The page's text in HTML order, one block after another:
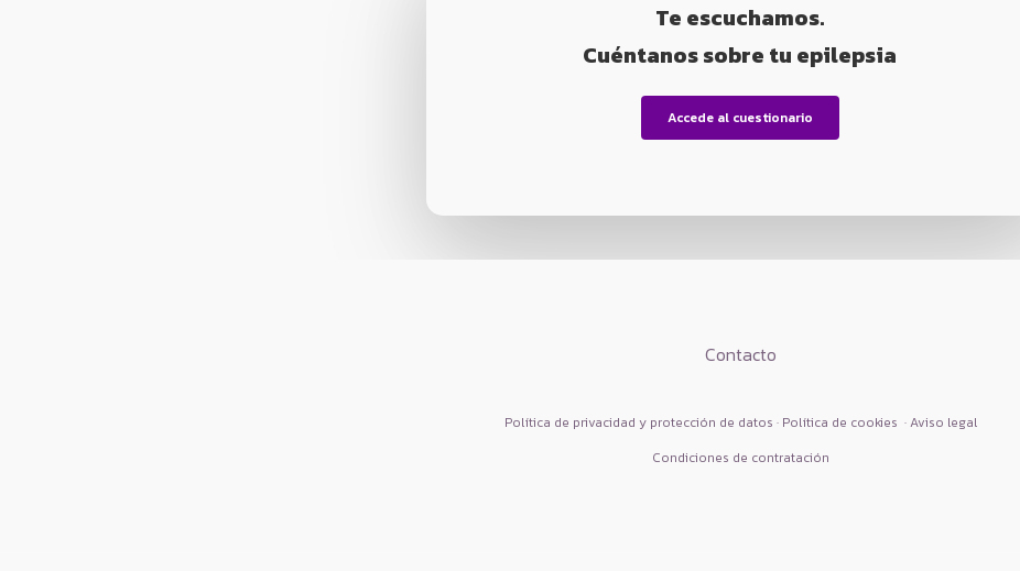
Te escuchamos.
Cuéntanos sobre tu epilepsia
Accede al cuestionario
Contacto
Política de privacidad y protección de datos · Política de cookies ·Aviso legal
Condiciones de contratación